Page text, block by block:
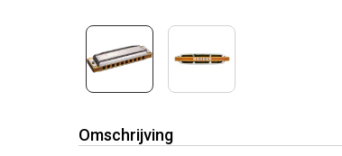
Omschrijving